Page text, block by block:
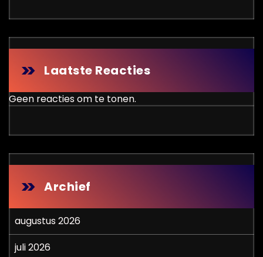
Laatste Reacties
Geen reacties om te tonen.
Archief
augustus 2026
juli 2026